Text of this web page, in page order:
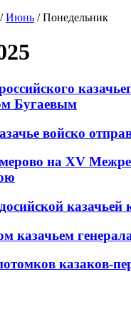
/ Июнь /Понедельник
Бугаевым
войско
на XV
казачьем
казаков-